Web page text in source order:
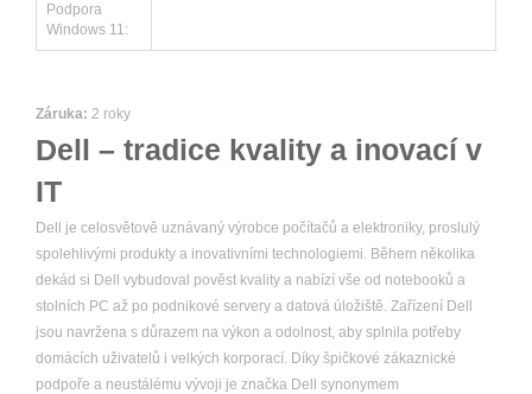
Podpora
Windows 11:
Záruka: 2 roky
Dell – tradice kvality a inovací v
IT
Dell je celosvětově uznávaný výrobce počítačů a elektroniky, proslulý
spolehlivými produkty a inovativními technologiemi. Během několika
dekád si Dell vybudoval pověst kvality a nabízí vše od notebooků a
stolních PC až po podnikové servery a datová úložiště. Zařízení Dell
jsou navržena s důrazem na výkon a odolnost, aby splnila potřeby
domácích uživatelů i velkých korporací. Díky špičkové zákaznické
podpoře a neustálému vývoji je značka Dell synonymem